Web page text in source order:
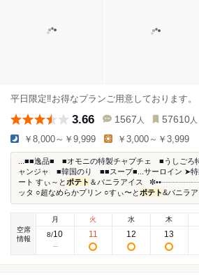
平日限定‼お得なプランご用意しております。
3.66 1567 人 57610 人
￥8,000～￥9,999 ￥3,000～￥3,999
...■■逸品■ ■オモニの特製チャプチェ ■うしごろ
ャンジャ ■韓国のり ■■スープ■...サーロイン ➤特
ート すぃ～と ポテト ＆バニラアイス
ッタ ○超なめらかプリン ○すぃ〜と ポテト&バニラア
空席
情報
月
8/10
火
11
水
12
木
13